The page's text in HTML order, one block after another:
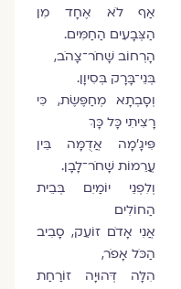
אַף לֹא אֶחָד מִן
הַצְּבָעִים הַחַמִּים.
הָרְחוֹב שָׁחֹר־צָהֹב,
בְּנֵי־בָּרָק בְּסִיוָן.
וְסָבְתָא מְחַפֶּשֶׂת, כִּי
רָצִיתִי כָּל כָּךְ
פִּיגָ'מָה אֲדֻמָּה בֵּין
עֲרֵמוֹת שָׁחֹר־לָבָן.
וְלִפְנֵי יוֹמַיִם בְּבֵית
הַחוֹלִים
אֲנִי אָדֹם זוֹעֵק, סָבִיב
הַכֹּל אָפֹר,
הִלָּה דְּהוּיָה זוֹרַחַת